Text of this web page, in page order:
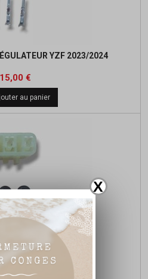
X
YZF 2023/2024
Prix
15,00 €
au panier